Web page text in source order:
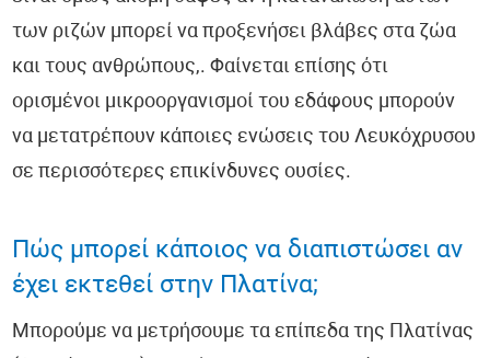
των ριζών μπορεί να προξενήσει βλάβες στα ζώα
και τους ανθρώπους,. Φαίνεται επίσης ότι
ορισμένοι μικροοργανισμοί του εδάφους μπορούν
να μετατρέπουν κάποιες ενώσεις του Λευκόχρυσου
σε περισσότερες επικίνδυνες ουσίες.
Πώς μπορεί κάποιος να διαπιστώσει αν
έχει εκτεθεί στην Πλατίνα;
Μπορούμε να μετρήσουμε τα επίπεδα της Πλατίνας